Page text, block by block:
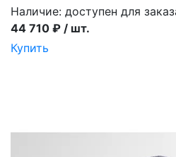
Наличие: доступен для
44 710 ₽ / шт.
Купить